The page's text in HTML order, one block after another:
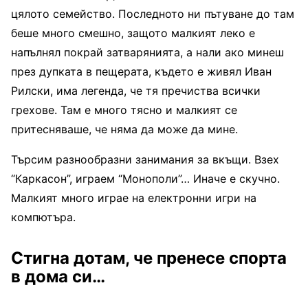
цялото семейство. Последното ни пътуване до там
беше много смешно, защото малкият леко е
напълнял покрай затварянията, а нали ако минеш
през дупката в пещерата, където е живял Иван
Рилски, има легенда, че тя пречиства всички
грехове. Там е много тясно и малкият се
притесняваше, че няма да може да мине.
Търсим разнообразни занимания за вкъщи. Взех
“Каркасон”, играем “Монополи”… Иначе е скучно.
Малкият много играе на електронни игри на
компютъра.
Стигна дотам, че пренесе спорта
в дома си…